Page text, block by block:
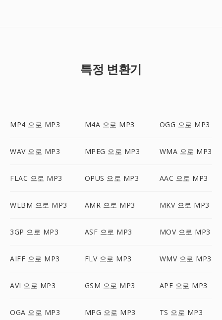
특정 변환기
MP4 으로 MP3 M4A 으로 MP3 OGG 으로 MP3
WAV 으로 MP3 MPEG 으로 MP3 WMA 으로 MP3
FLAC 으로 MP3 OPUS 으로 MP3 AAC 으로 MP3
WEBM 으로 MP3 AMR 으로 MP3 MKV 으로 MP3
3GP 으로 MP3 ASF 으로 MP3 MOV 으로 MP3
AIFF 으로 MP3 FLV 으로 MP3 WMV 으로 MP3
AVI 으로 MP3 GSM 으로 MP3 APE 으로 MP3
OGA 으로 MP3 MPG 으로 MP3 TS 으로 MP3